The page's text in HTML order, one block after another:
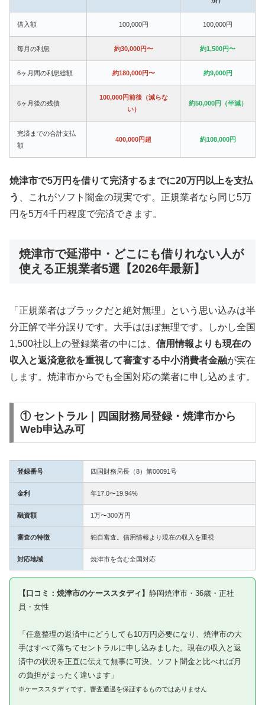
借入額 100,000円 100,000円
毎月の利息 約30,000円〜 約1,500円〜
6ヶ月間の利息総額 約180,000円〜 約9,000円
6ヶ月後の残債
100,000円前後（減らな
い）
約50,000円（半減）
完済までの合計支払
額
400,000円超 約108,000円
焼津市で5万円を借りて完済するまでに20万円以上を支払
う
、これがソフト闇金の現実です。正規業者なら同じ5万
円を5万4千円程度で完済できます。
焼津市で延滞中・どこにも借りれない人が
使える正規業者5選【2026年最新】
「正規業者はブラックだと絶対無理」という思い込みは半
分正解で半分誤りです。大手はほぼ無理です。しかし全国
1,500社以上の登録業者の中には、 信用情報よりも現在の
収入と返済意欲を重視して審査する中小消費者金融が実在
します。焼津市からでも全国対応の業者に申し込めます。
① セントラル｜四国財務局登録・焼津市から
Web申込み可
登録番号 四国財務局長（8）第00091号
金利 年17.0〜19.94%
融資額 1万〜300万円
審査の特徴 独自審査。信用情報より現在の収入を重視
対応地域 焼津市を含む全国対応
【口コミ：焼津市のケーススタディ】 静岡焼津市・36歳・正社
員・女性
「任意整理の返済中にどうしても10万円必要になり、焼津市の大
手はすべて落ちてセントラルに申し込みました。現在の収入と返
済中の状況を正直に伝えて無事に可決。ソフト闇金と比べれば月
の負担がまったく違います」
※ケーススタディです。審査通過を保証するものではありません